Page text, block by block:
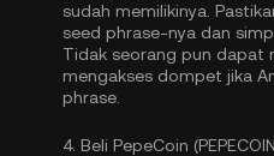
sudah memilikinya.
seed phrase-nya dan
Tidak seorang pun dapat
mengakses dompet jika
phrase.
4. Beli PepeCoin